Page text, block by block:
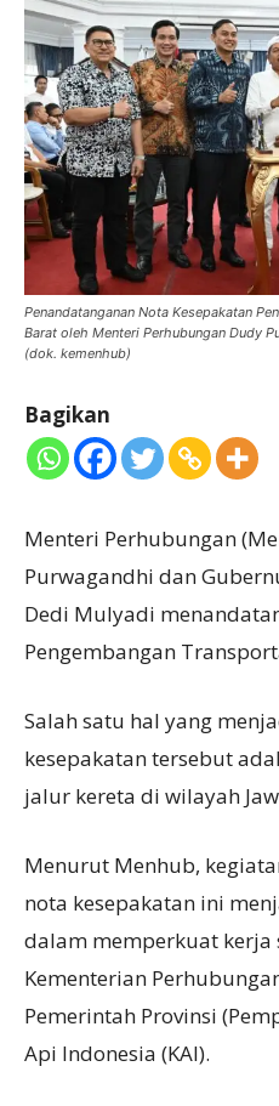
Penandatanganan Nota Kesepakatan
Barat oleh Menteri Perhubungan Dudy
(dok. kemenhub)
Bagikan
Menteri Perhubungan
Purwagandhi dan
Dedi Mulyadi
Pengembangan
Salah satu hal yang
kesepakatan tersebut
jalur kereta di wilayah
Menurut Menhub,
nota kesepakatan ini
dalam memperkuat kerja
Kementerian
Pemerintah Provinsi
Api Indonesia (KAI).